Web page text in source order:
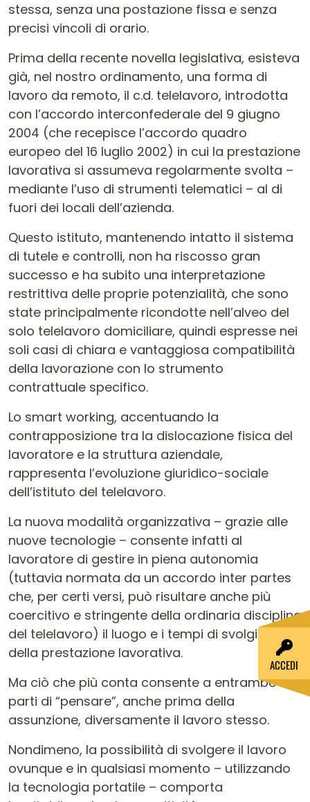
stessa, senza una postazione fissa e senza
precisi vincoli di orario.
Prima della recente novella legislativa, esisteva
già, nel nostro ordinamento, una forma di
lavoro da remoto, il c.d. telelavoro, introdotta
con l’accordo interconfederale del 9 giugno
2004 (che recepisce l’accordo quadro
europeo del 16 luglio 2002) in cui la prestazione
lavorativa si assumeva regolarmente svolta –
mediante l’uso di strumenti telematici – al di
fuori dei locali dell’azienda.
Questo istituto, mantenendo intatto il sistema
di tutele e controlli, non ha riscosso gran
successo e ha subito una interpretazione
restrittiva delle proprie potenzialità, che sono
state principalmente ricondotte nell’alveo del
solo telelavoro domiciliare, quindi espresse nei
soli casi di chiara e vantaggiosa compatibilità
della lavorazione con lo strumento
contrattuale specifico.
Lo smart working, accentuando la
contrapposizione tra la dislocazione fisica del
lavoratore e la struttura aziendale,
rappresenta l’evoluzione giuridico-sociale
dell’istituto del telelavoro.
La nuova modalità organizzativa – grazie alle
nuove tecnologie – consente infatti al
lavoratore di gestire in piena autonomia
(tuttavia normata da un accordo inter partes
che, per certi versi, può risultare anche più
coercitivo e stringente della ordinaria disciplina
del telelavoro) il luogo e i tempi di svolgimento
della prestazione lavorativa.
Ma ciò che più conta consente a entrambe le
parti di “pensare”, anche prima della
assunzione, diversamente il lavoro stesso.
Nondimeno, la possibilità di svolgere il lavoro
ovunque e in qualsiasi momento – utilizzando
la tecnologia portatile – comporta
ACCEDI